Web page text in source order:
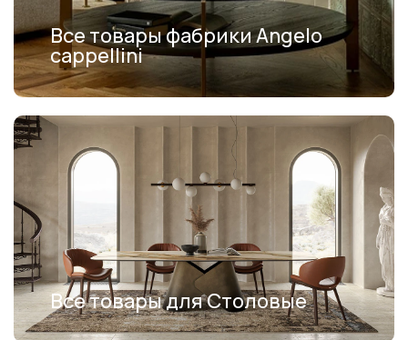
Все товары фабрики Angelo
cappellini
Все товары для Столовые